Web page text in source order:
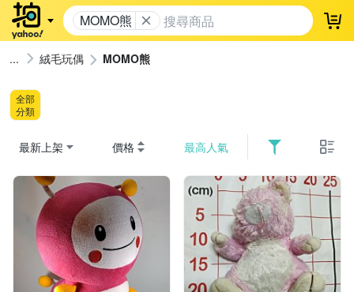
MOMO熊 登
絨毛玩偶 MOMO熊
全部
分類
最新上架 價格 最高人氣